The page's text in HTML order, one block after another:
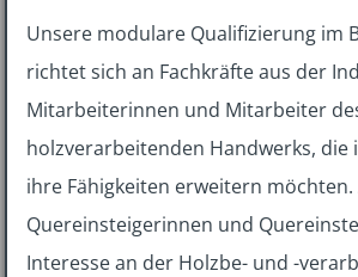
Unsere modulare Qualifizierung im
richtet sich an Fachkräfte aus der
Mitarbeiterinnen und Mitarbeiter
holzverarbeitenden Handwerks, die
ihre Fähigkeiten erweitern möchten.
Quereinsteigerinnen und
Interesse an der Holzbe- und -